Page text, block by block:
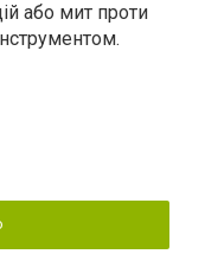
або мит проти